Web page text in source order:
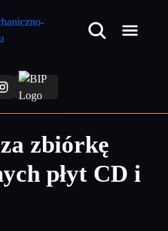
zbiórkę
płyt CD i